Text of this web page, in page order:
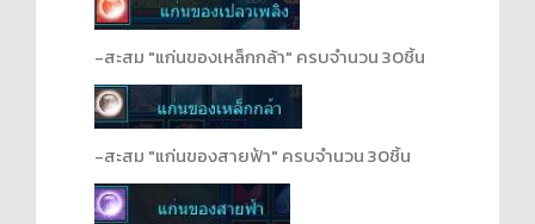
-สะสม "แก่นของเหล็กกล้า" ครบจำนวน 30ชิ้น
-สะสม "แก่นของสายฟ้า" ครบจำนวน 30ชิ้น